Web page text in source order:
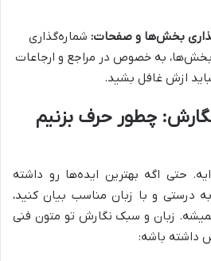
بخش‌ها و صفحات: شماره‌گذاری
به خصوص در مراجع و ارجاعات
ازش غافل بشید.
نگارش: چطور حرف بزنیم
حتی اگه بهترین ایده‌ها رو داشته
به درستی و با زبان مناسب بیان کنید،
زبان و سبک نگارش تو متون فنی
داشته باشه: